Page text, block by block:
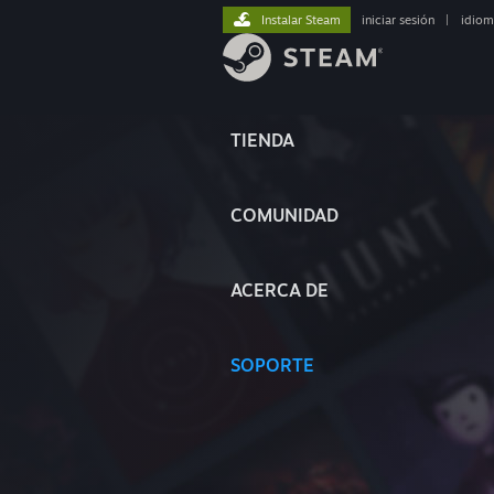
TIENDA
COMUNIDAD
ACERCA DE
SOPORTE
Instalar Steam iniciar sesión